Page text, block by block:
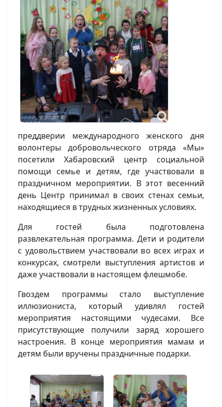
преддверии международного женского дня
волонтеры добровольческого отряда «Мы»
посетили Хабаровский центр социальной
помощи семье и детям, где участвовали в
праздничном мероприятии. В этот весенний
день Центр принимал в своих стенах семьи,
находящиеся в трудных жизненных условиях.
Для гостей была подготовлена
развлекательная программа. Дети и родители
с удовольствием участвовали во всех играх и
конкурсах, смотрели выступления артистов и
даже участвовали в настоящем флешмобе.
Гвоздем программы стало выступление
иллюзиониста, который удивлял гостей
мероприятия настоящими чудесами. Все
присутствующие получили заряд хорошего
настроения. В конце мероприятия мамам и
детям были вручены праздничные подарки.